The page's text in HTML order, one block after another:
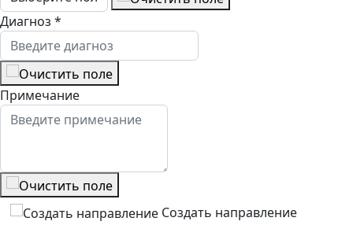
Диагноз *
Примечание
Создать направление